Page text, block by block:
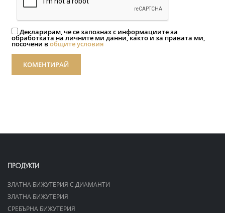
Декларирам, че се запознах с информациите за
обработката на личните ми данни, както и за правата ми,
посочени вобщите условия
КОМЕНТИРАЙ
ПРОДУКТИ
ЗЛАТНА БИЖУТЕРИЯ С ДИАМАНТИ
ЗЛАТНА БИЖУТЕРИЯ
СРЕБЪРНА БИЖУТЕРИЯ